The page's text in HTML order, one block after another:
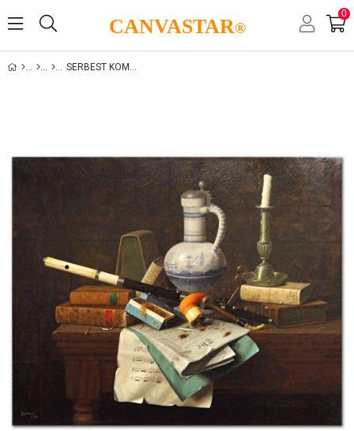
CANVASTAR®
0
SERBEST KOMPOZISYONLAR